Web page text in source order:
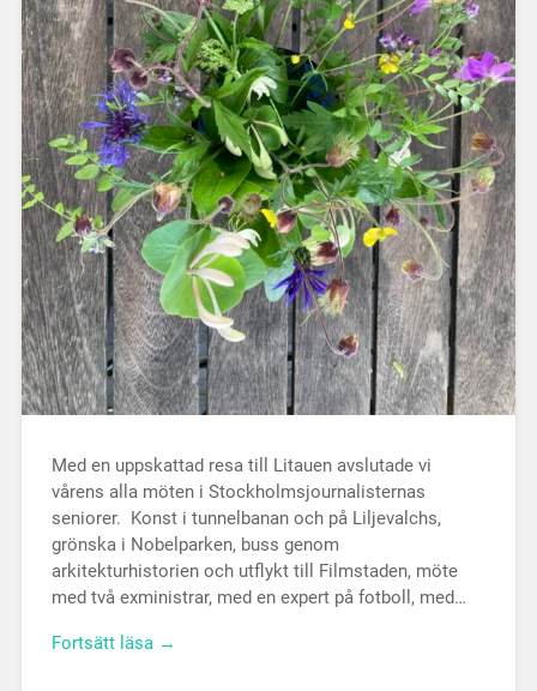
Med en uppskattad resa till Litauen avslutade vi
vårens alla möten i Stockholmsjournalisternas
seniorer. Konst i tunnelbanan och på Liljevalchs,
grönska i Nobelparken, buss genom
arkitekturhistorien och utflykt till Filmstaden, möte
med två exministrar, med en expert på fotboll, med…
Fortsätt läsa →